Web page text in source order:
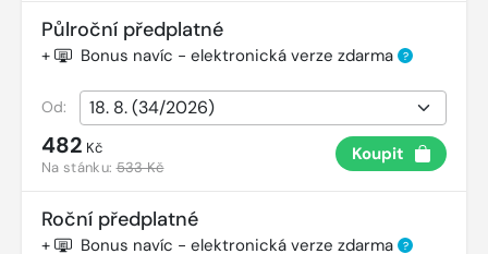
Půlroční předplatné
+ Bonus navíc - elektronická verze zdarma ?
Od:
482 Kč
Na stánku:533 Kč
Koupit
Roční předplatné
+ Bonus navíc - elektronická verze zdarma ?